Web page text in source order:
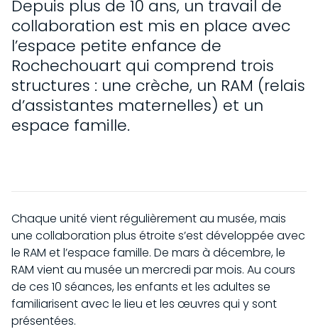
PARTICULIERS
SCOLAIRES
ACCESSIBILITÉ
EXPOSITIONS
EN COURS
À VENIR
PASSÉES
COLLECTION
HISTOIRE DE LA COLLECTION
FONDS RAOUL HAUSMANN
ŒUVRES IN SITU
CHÂTEAU DE ROCHECHOUART
HISTOIRE DU CHÂTEAU
PROGRAMME
DEVENIR MÉCÈNE
Depuis plus de 10 ans, un travail de
collaboration est mis en place avec
l’espace petite enfance de
Rochechouart qui comprend trois
structures : une crèche, un RAM (relais
d’assistantes maternelles) et un
espace famille.
Chaque unité vient régulièrement au musée, mais
une collaboration plus étroite s’est développée avec
le RAM et l’espace famille. De mars à décembre, le
RAM vient au musée un mercredi par mois. Au cours
de ces 10 séances, les enfants et les adultes se
familiarisent avec le lieu et les œuvres qui y sont
présentées.